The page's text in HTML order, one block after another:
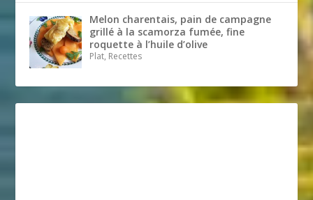
Melon charentais, pain de campagne
grillé à la scamorza fumée, fine
roquette à l’huile d’olive
Plat, Recettes